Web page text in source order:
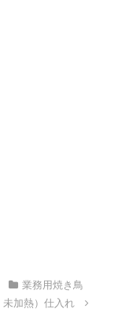
業務用焼き鳥
加熱）仕入れ